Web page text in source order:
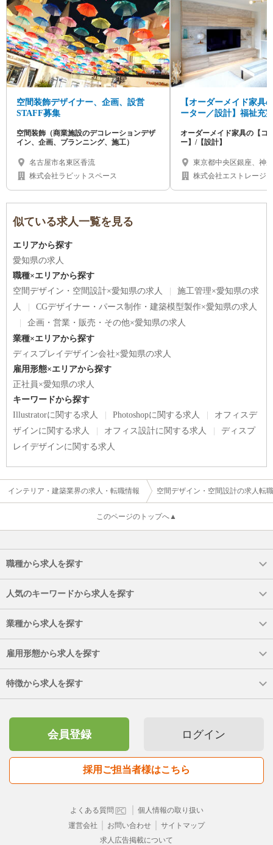
空間装飾デザイナー、企画、設営
STAFF募集
空間装飾（商業施設のデコレーションデザ
イン、企画、プランニング、施工）
名古屋市名東区香流
株式会社ラビットスペース
【オーダーメイド家具
ーター／設計】福祉充
オーダーメイド家具の【コ
ー】/【設計】
東京都中央区銀座、神
区、愛知県名古屋市千
株式会社エストレージ
似ている求人一覧を見る
エリアから探す
愛知県の求人
職種×エリアから探す
空間デザイン・空間設計×愛知県の求人
施工管理×愛知県の求
人
CGデザイナー・パース制作・建築模型製作×愛知県の求人
企画・営業・販売・その他×愛知県の求人
業種×エリアから探す
ディスプレイデザイン会社×愛知県の求人
雇用形態×エリアから探す
正社員×愛知県の求人
キーワードから探す
Illustratorに関する求人
Photoshopに関する求人
オフィスデ
ザインに関する求人
オフィス設計に関する求人
ディスプ
レイデザインに関する求人
インテリア・建築業界の求人・転職情報 空間デザイン・空間設計の求人転
このページのトップへ▲
職種から求人を探す
人気のキーワードから求人を探す
業種から求人を探す
雇用形態から求人を探す
特徴から求人を探す
会員登録 ログイン
採用ご担当者様はこちら
よくある質問
個人情報の取り扱い
運営会社
お問い合わせ
サイトマップ
求人広告掲載について